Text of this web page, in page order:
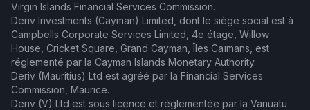
Virgin Islands Financial Services Commission.
Deriv Investments (Cayman) Limited, dont le siège social est à
Campbells Corporate Services Limited, 4e étage, Willow
House, Cricket Square, Grand Cayman, Îles Caïmans, est
réglementé par la Cayman Islands Monetary Authority.
Deriv (Mauritius) Ltd est agréé par la Financial Services
Commission, Maurice.
Deriv (V) Ltd est sous licence et réglementée par la Vanuatu